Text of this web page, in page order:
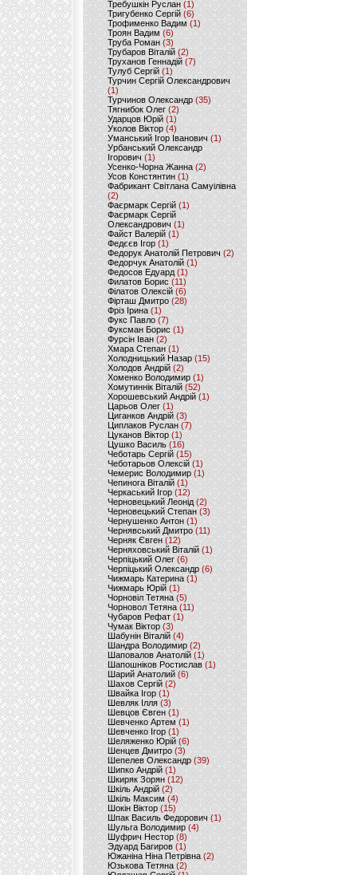
Требушкін Руслан (1)
Тригубенко Сергій(6)
Трофименко Вадим (1)
Троян Вадим (6)
Труба Роман(3)
Трубаров Віталій (2)
Труханов Геннадій (7)
Тулуб Сергій(1)
Турчин Сергій Олександрович
(1)
Турчинов Олександр(35)
Тягнибок Олег (2)
Ударцов Юрій (1)
Уколов Віктор(4)
Уманський Ігор Іванович(1)
Урбанський Олександр
Ігорович (1)
Усенко-Чорна Жанна (2)
Усов Констянтин(1)
Фабрикант Світлана Самуілівна
(2)
Фаєрмарк Сергій(1)
Фаєрмарк Сергій
Олександрович (1)
Файст Валерій(1)
Федєєв Ігор (1)
Федорук Анатолій Петрович (2)
Федорчук Анатолій (1)
Федосов Едуард (1)
Филатов Борис (11)
Філатов Олексій (6)
Фірташ Дмитро (28)
Фріз Ірина (1)
Фукс Павло (7)
Фуксман Борис (1)
Фурсін Іван (2)
Хмара Степан(1)
Холодницький Назар(15)
Холодов Андрій (2)
Хоменко Володимир (1)
Хомутиннік Віталій (52)
Хорошевський Андрій (1)
Царьов Олег (1)
Циганков Андрій (3)
Циплаков Руслан(7)
Цуканов Віктор (1)
Цушко Василь (16)
Чеботарь Сергій (15)
Чеботарьов Олексій (1)
Чемерис Володимир (1)
Чепинога Віталій (1)
Черкаський Ігор (12)
Черновецький Леонід(2)
Черновецький Степан (3)
Чернушенко Антон (1)
Чернявський Дмитро(11)
Черняк Євген(12)
Черняховський Віталій (1)
Черпіцький Олег (6)
Черпіцький Олександр (6)
Чижмарь Катерина (1)
Чижмарь Юрій (1)
Чорновіл Тетяна (5)
Чорновол Тетяна (11)
Чубаров Рефат (1)
Чумак Віктор(3)
Шабунін Віталій (4)
Шандра Володимир (2)
Шаповалов Анатолій(1)
Шапошніков Ростислав(1)
Шарий Анатолий(6)
Шахов Сергій(2)
Швайка Ігор (1)
Шевляк Ілля (3)
Шевцов Євген (1)
Шевченко Артем(1)
Шевченко Ігор(1)
Шеляженко Юрій (6)
Шенцев Дмитро (3)
Шепелев Олександр (39)
Шипко Андрій(1)
Шкиряк Зорян(12)
Шкіль Андрій(2)
Шкіль Максим (4)
Шокін Віктор (15)
Шпак Василь Федорович (1)
Шульга Володимир (4)
Шуфрич Нестор(8)
Эдуард Багиров (1)
Южаніна Ніна Петрівна (2)
Юзькова Тетяна(2)